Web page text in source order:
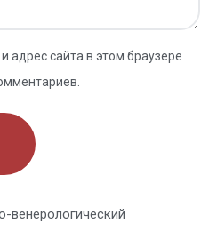
адрес сайта в этом браузере
венерологический